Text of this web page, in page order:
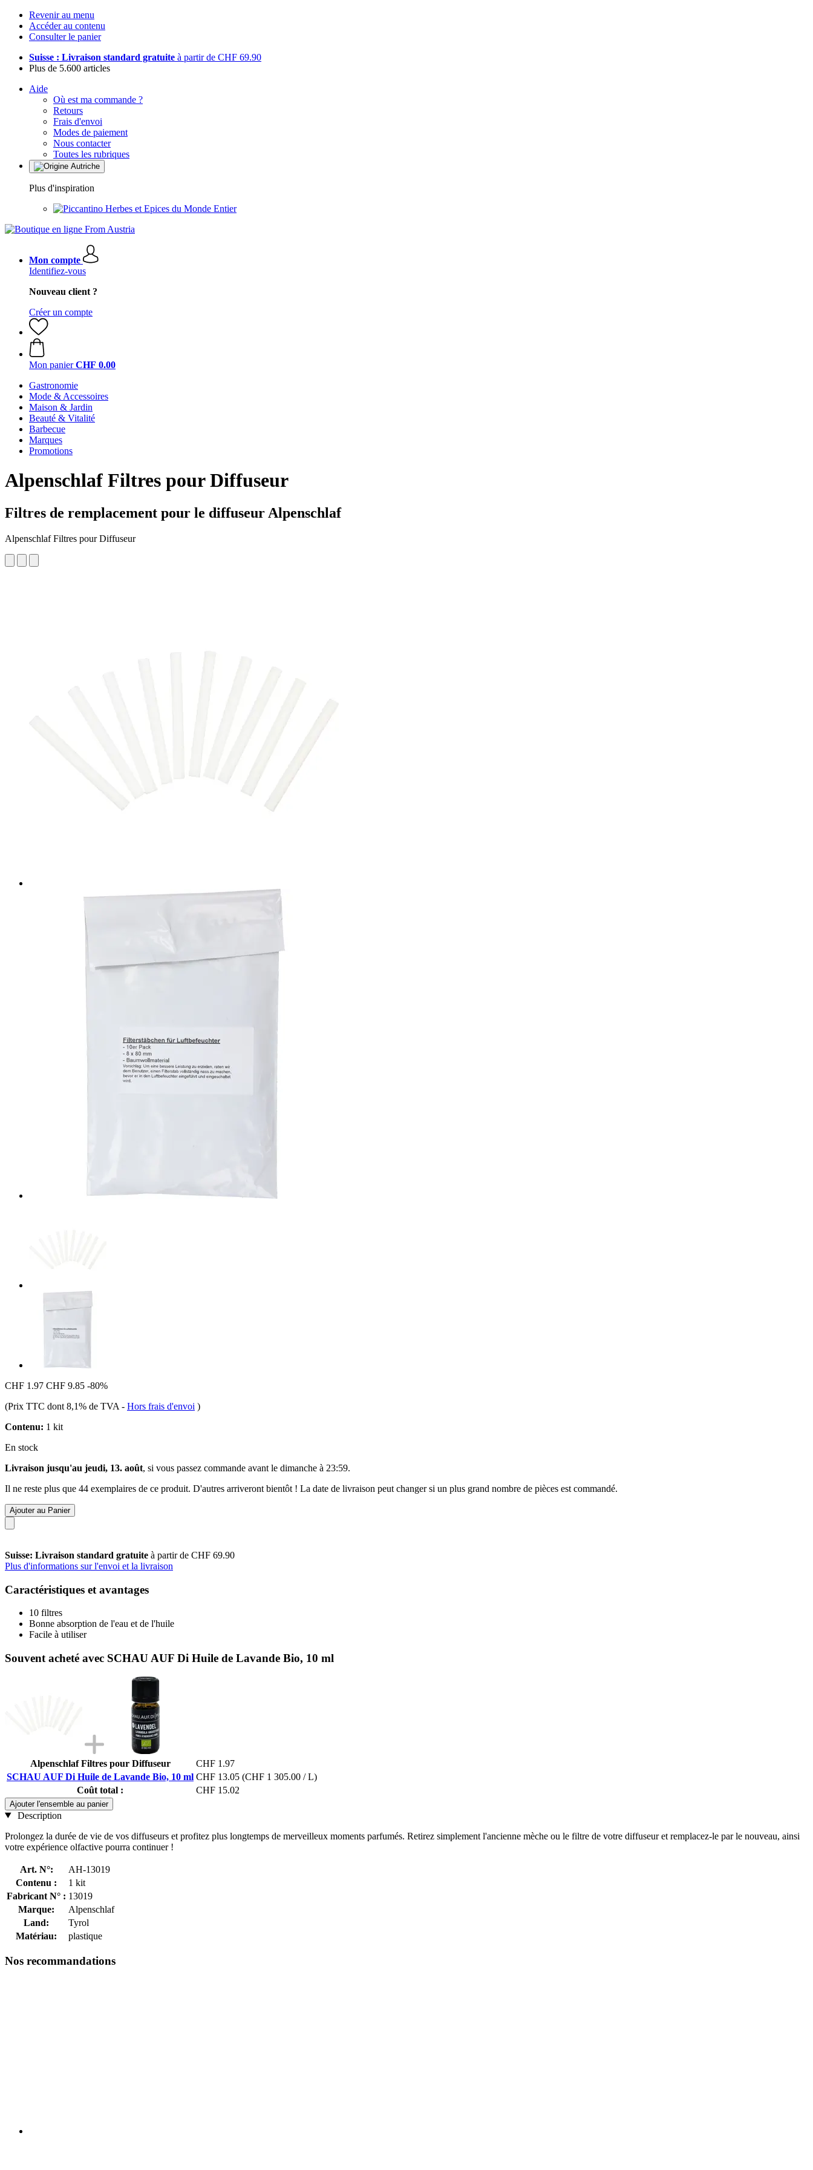
Revenir au menu
Accéder au contenu
Consulter le panier
Suisse : Livraison standard gratuite à partir de CHF 69.90
Plus de 5.600 articles
Aide
Où est ma commande ?
Retours
Frais d'envoi
Modes de paiement
Nous contacter
Toutes les rubriques
Plus d'inspiration
Herbes et Epices du Monde Entier
Mon compte
Identifiez-vous
Nouveau client ?
Créer un compte
Mon panier CHF 0.00
Gastronomie
Mode & Accessoires
Maison & Jardin
Beauté & Vitalité
Barbecue
Marques
Promotions
Alpenschlaf Filtres pour Diffuseur
Filtres de remplacement pour le diffuseur Alpenschlaf
Alpenschlaf Filtres pour Diffuseur
CHF 1.97 CHF 9.85 -80%
(Prix TTC dont 8,1% de TVA - Hors frais d'envoi )
Contenu: 1 kit
En stock
Livraison jusqu'au jeudi, 13. août, si vous passez commande avant le dimanche à 23:59.
Il ne reste plus que 44 exemplaires de ce produit. D'autres arriveront bientôt ! La date de livraison peut changer si un plus grand nombre de pièces est commandé.
Ajouter au Panier
Suisse: Livraison standard gratuite à partir de CHF 69.90
Plus d'informations sur l'envoi et la livraison
Caractéristiques et avantages
10 filtres
Bonne absorption de l'eau et de l'huile
Facile à utiliser
Souvent acheté avec SCHAU AUF Di Huile de Lavande Bio, 10 ml
Alpenschlaf Filtres pour Diffuseur
CHF 1.97
SCHAU AUF Di Huile de Lavande Bio, 10 ml CHF 13.05 (CHF 1 305.00 / L)
Coût total :
CHF 15.02
Ajouter l'ensemble au panier
Description
Prolongez la durée de vie de vos diffuseurs et profitez plus longtemps de merveilleux moments parfumés. Retirez simplement l'ancienne mèche ou le filtre de votre diffuseur et remplacez-le par le nouveau, ainsi
votre expérience olfactive pourra continuer !
Art. N°:
AH-13019
Contenu :
1 kit
Fabricant N° : 13019
Marque:
Alpenschlaf
Land:
Tyrol
Matériau:
plastique
Nos recommandations